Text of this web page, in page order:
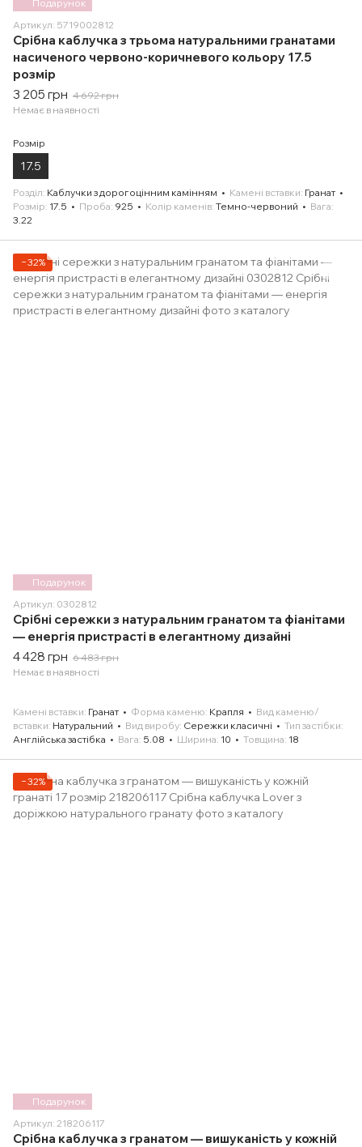
Подарунок
Артикул: 5719002812
Срібна каблучка з трьома натуральними гранатами
насиченого червоно-коричневого кольору 17.5
розмір
3 205 грн 4 692 грн
Немає в наявності
Розмір
17.5
Розділ Каблучки з дорогоцінним камінням Камені вставки Гранат
Розмір 17.5 Проба 925 Колір каменів Темно-червоний
Вага
3.22
Подарунок
−32%
Артикул: 0302812
Срібні сережки з натуральним гранатом та фіанітами
— енергія пристрасті в елегантному дизайні
4 428 грн 6 483 грн
Немає в наявності
Камені вставки Гранат Форма каменю Крапля
Вид каменю/
вставки Натуральний Вид виробу Сережки класичні
Тип застібки
Англійська застібка
Вага 5.08 Ширина 10 Товщина 18
Подарунок
−32%
Артикул: 218206117
Срібна каблучка з гранатом — вишуканість у кожній